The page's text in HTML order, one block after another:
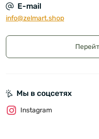
E-mail
info@zelmart.shop
Мы в соцсетях
Instagram